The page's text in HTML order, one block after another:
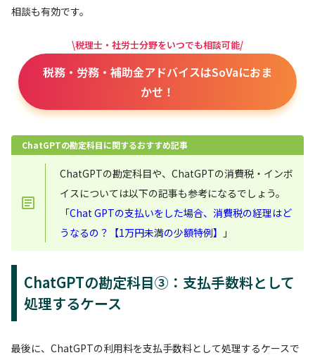
相談も有効です。
\税理士・社労士分野をいつでも相談可能/
税務・労務・補助金アドバイスはSoVaにおま
かせ！
ChatGPTの勘定科目に関するおすすめ記事
ChatGPTの勘定科目や、ChatGPTの消費税・インボ
イスについては以下の記事も参考になるでしょう。
「Chat GPTの支払いをした場合、消費税の経理はど
うなるの？【1万円未満の少額特例】
」
ChatGPTの勘定科目③：支払手数料として
処理するケース
最後に、ChatGPTの利用料を支払手数料として処理するケースで